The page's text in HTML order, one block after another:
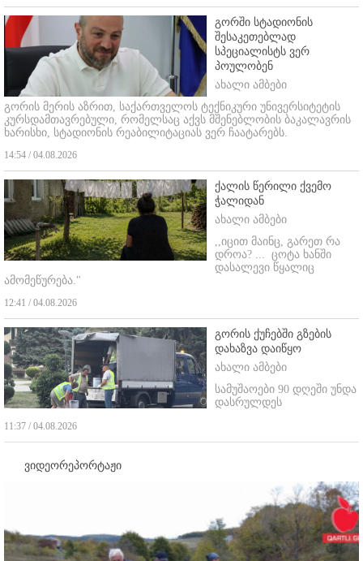
გორში სტადიონის
შესაკეთებლად
სპეციალისტს ვერ
პოულობენ
ახალი ამბები
გორის მერის აზრით, საქართველოს ტექნიკური უნივერსიტეტის
კურსდამთავრებული, რომელსაც აქვს მშენებლობის ბაკალავრის
ხარისხი, სტადიონის რეაბილიტაციას ვერ ჩაატარებს.
14:54 / 04.08.2026
ქალის წერილი ქვემო
ჭალიდან
ახალი ამბები
,,იცით მაინც, გარეთ რა
დროა? ... ცოტა ხანში
დასალევი წყალიც
ამომეწურება."
12:41 / 04.08.2026
გორის ქუჩებში გზების
დახაზვა დაიწყო
ახალი ამბები
სამუშაოები 90 დღეში უნდა
დასრულდეს
11:37 / 04.08.2026
ვიდეორეპორტაჟი